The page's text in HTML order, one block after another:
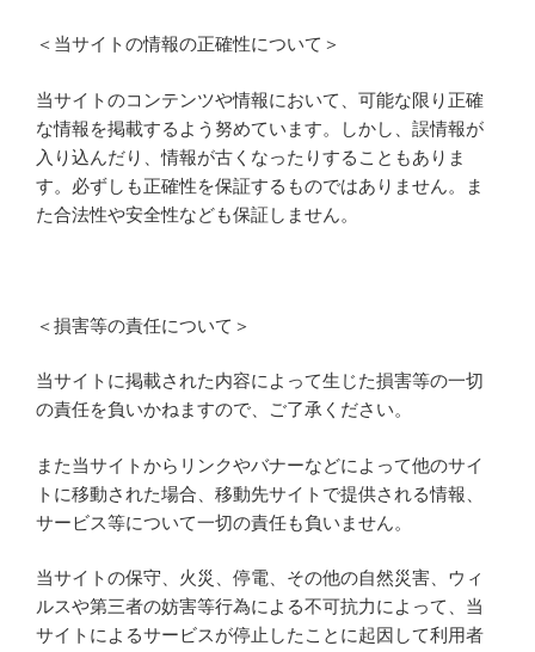
＜当サイトの情報の正確性について＞
当サイトのコンテンツや情報において、可能な限り正確
な情報を掲載するよう努めています。しかし、誤情報が
入り込んだり、情報が古くなったりすることもありま
す。必ずしも正確性を保証するものではありません。ま
た合法性や安全性なども保証しません。
＜損害等の責任について＞
当サイトに掲載された内容によって生じた損害等の一切
の責任を負いかねますので、ご了承ください。
また当サイトからリンクやバナーなどによって他のサイ
トに移動された場合、移動先サイトで提供される情報、
サービス等について一切の責任も負いません。
当サイトの保守、火災、停電、その他の自然災害、ウィ
ルスや第三者の妨害等行為による不可抗力によって、当
サイトによるサービスが停止したことに起因して利用者